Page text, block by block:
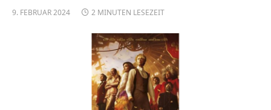
9. FEBRUAR 2024 2 MINUTEN LESEZEIT